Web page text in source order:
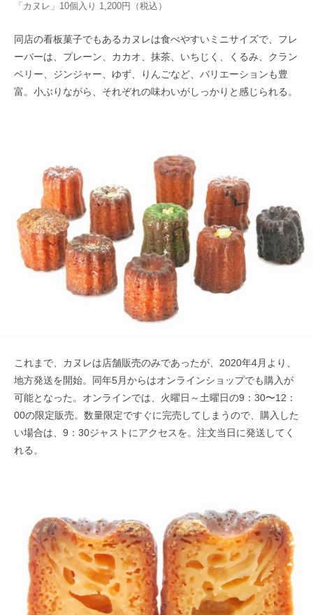
「カヌレ」10個入り 1,200円（税込）
同店の看板菓子でもあるカヌレは食べやすいミニサイズで、フレ
ーバーは、プレーン、カカオ、抹茶、いちじく、くるみ、クラン
ベリー、ジンジャー、ゆず、りんごなど、バリエーションも豊
富。小ぶりながら、それぞれの味わいがしっかりと感じられる。
これまで、カヌレは店舗販売のみであったが、2020年4月より、
地方発送を開始。同年5月からはオンラインショップでも購入が
可能となった。オンラインでは、火曜日～土曜日の9：30〜12：
00の限定販売。数量限定ですぐに完売してしまうので、購入した
い場合は、9：30ジャストにアクセスを。注文当日に発送してく
れる。